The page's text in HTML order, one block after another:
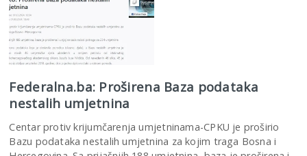
Federalna.ba: Proširena Baza podataka
nestalih umjetnina
Centar protiv krijumčarenja umjetninama-CPKU je proširio
Bazu podataka nestalih umjetnina za kojim traga Bosna i